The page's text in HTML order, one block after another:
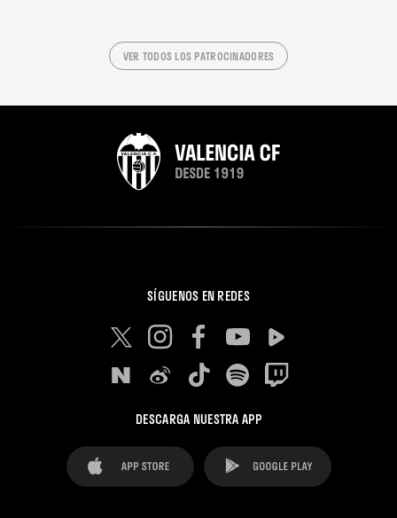
VER TODOS LOS PATROCINADORES
SÍGUENOS EN REDES
DESCARGA NUESTRA APP